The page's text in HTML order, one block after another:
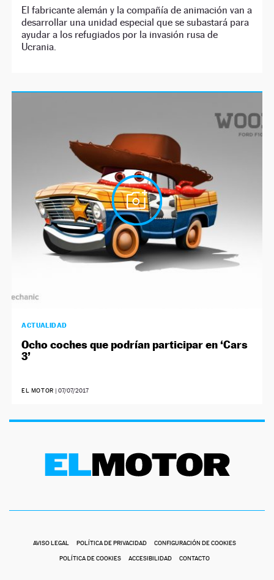
El fabricante alemán y la compañía de animación van a
desarrollar una unidad especial que se subastará para
ayudar a los refugiados por la invasión rusa de
Ucrania.
ACTUALIDAD
Ocho coches que podrían participar en ‘Cars
3’
EL MOTOR | 07/07/2017
AVISO LEGAL POLÍTICA DE PRIVACIDAD CONFIGURACIÓN DE COOKIES
POLÍTICA DE COOKIES ACCESIBILIDAD CONTACTO